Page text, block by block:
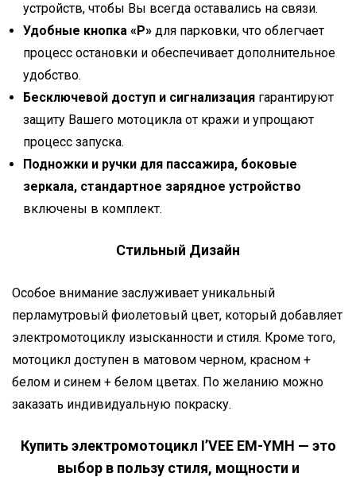
устройств, чтобы Вы всегда оставались на связи.
Удобные кнопка «P» для парковки, что облегчает
процесс остановки и обеспечивает дополнительное
удобство.
Бесключевой доступ и сигнализация гарантируют
защиту Вашего мотоцикла от кражи и упрощают
процесс запуска.
Подножки и ручки для пассажира, боковые
зеркала, стандартное зарядное устройство
включены в комплект.
Стильный Дизайн
Особое внимание заслуживает уникальный
перламутровый фиолетовый цвет, который добавляет
электромотоциклу изысканности и стиля. Кроме того,
мотоцикл доступен в матовом черном, красном +
белом и синем + белом цветах. По желанию можно
заказать индивидуальную покраску.
Купить электромотоцикл I’VEE EM-YMH — это
выбор в пользу стиля, мощности и